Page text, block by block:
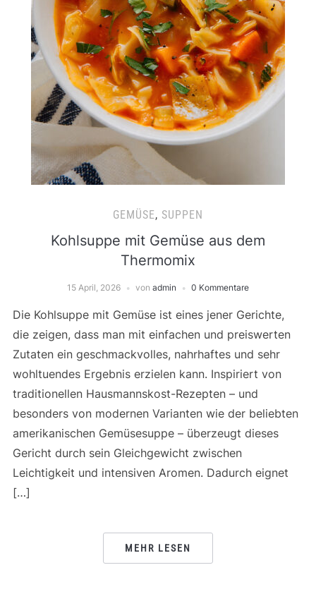
GEMÜSE, SUPPEN
Kohlsuppe mit Gemüse aus dem
Thermomix
15 April, 2026 von admin 0 Kommentare
Die Kohlsuppe mit Gemüse ist eines jener Gerichte,
die zeigen, dass man mit einfachen und preiswerten
Zutaten ein geschmackvolles, nahrhaftes und sehr
wohltuendes Ergebnis erzielen kann. Inspiriert von
traditionellen Hausmannskost-Rezepten – und
besonders von modernen Varianten wie der beliebten
amerikanischen Gemüsesuppe – überzeugt dieses
Gericht durch sein Gleichgewicht zwischen
Leichtigkeit und intensiven Aromen. Dadurch eignet
[…]
MEHR LESEN